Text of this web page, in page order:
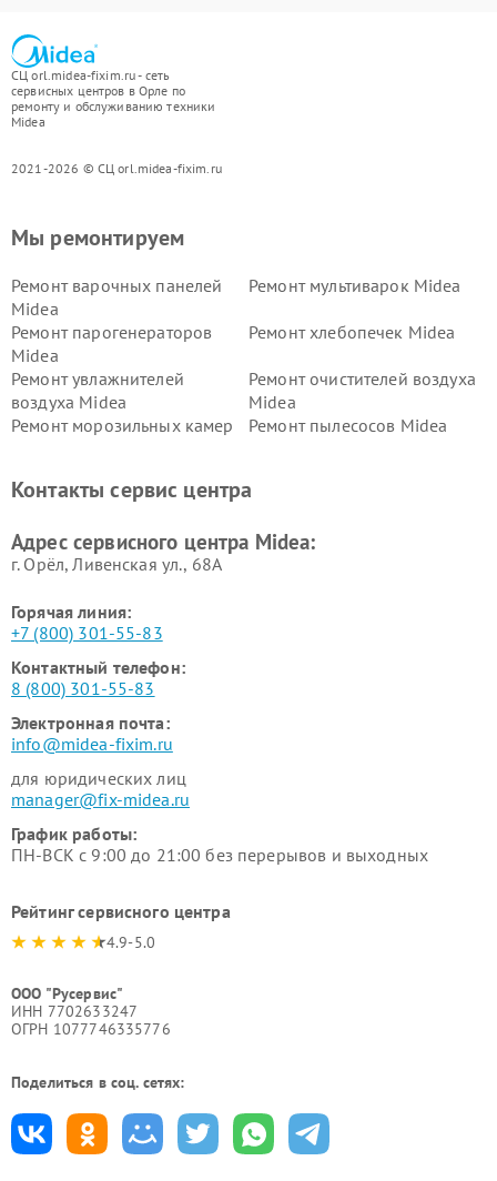
СЦ orl.midea-fixim.ru - сеть
сервисных центров в Орле по
ремонту и обслуживанию техники
Midea
2021-2026 © СЦ orl.midea-fixim.ru
Мы ремонтируем
Ремонт варочных панелей
Midea
Ремонт мультиварок Midea
Ремонт парогенераторов
Midea
Ремонт хлебопечек Midea
Ремонт увлажнителей
воздуха Midea
Ремонт очистителей воздуха
Midea
Ремонт морозильных камер
Ремонт пылесосов Midea
пылесосов Midea
Midea
Контакты сервис центра
Адрес сервисного центра Midea:
г. Орёл, Ливенская ул., 68А
Горячая линия:
+7 (800) 301-55-83
Контактный телефон:
8 (800) 301-55-83
Электронная почта:
info@midea-fixim.ru
для юридических лиц
manager@fix-midea.ru
График работы:
ПН-ВСК с 9:00 до 21:00 без перерывов и выходных
Рейтинг сервисного центра
4.9-5.0
ООО "Русервис"
ИНН 7702633247
ОГРН 1077746335776
Поделиться в соц. сетях: